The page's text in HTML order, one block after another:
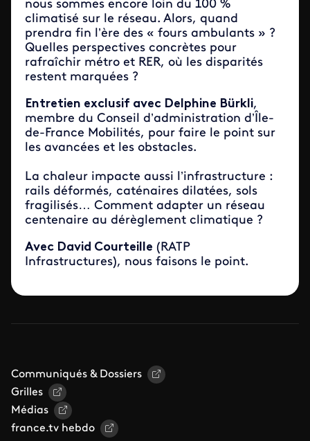
nous sommes encore loin du 100 %
climatisé sur le réseau. Alors, quand
prendra fin l’ère des « fours ambulants » ?
Quelles perspectives concrètes pour
rafraîchir métro et RER, où les disparités
restent marquées ?
Entretien exclusif avec Delphine Bürkli,
membre du Conseil d’administration d’Île-
de-France Mobilités, pour faire le point sur
les avancées et les obstacles.
La chaleur impacte aussi l’infrastructure :
rails déformés, caténaires dilatées, sols
fragilisés… Comment adapter un réseau
centenaire au dérèglement climatique ?
Avec David Courteille (RATP
Infrastructures), nous faisons le point.
Communiqués & Dossiers
Grilles
Médias
france.tv hebdo